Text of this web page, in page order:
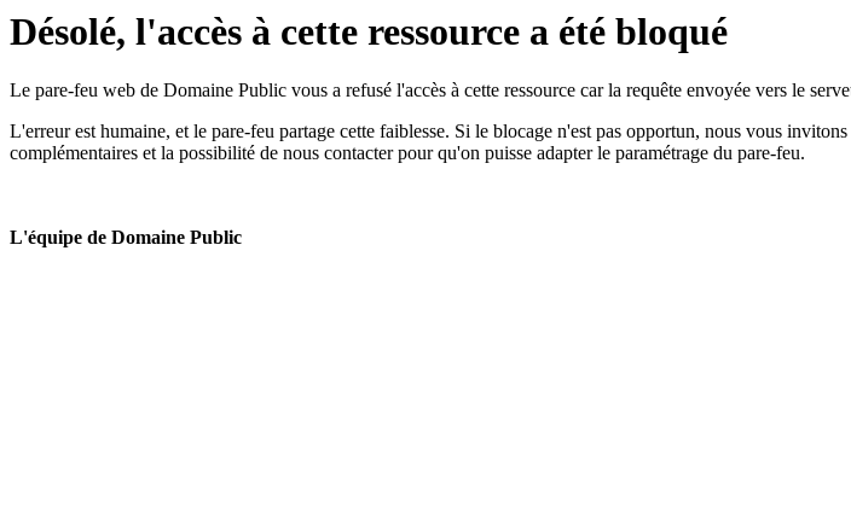
Désolé, l'accès à cette ressource a été bloqué
Le pare-feu web de Domaine Public vous a refusé l'accès à cette ressource car la requête envoyée vers le
L'erreur est humaine, et le pare-feu partage cette faiblesse. Si le blocage n'est pas opportun, nous vous
complémentaires et la possibilité de nous contacter pour qu'on puisse adapter le paramétrage du pare-feu.
L'équipe de Domaine Public